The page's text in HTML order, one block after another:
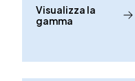
Visualizza la
gamma